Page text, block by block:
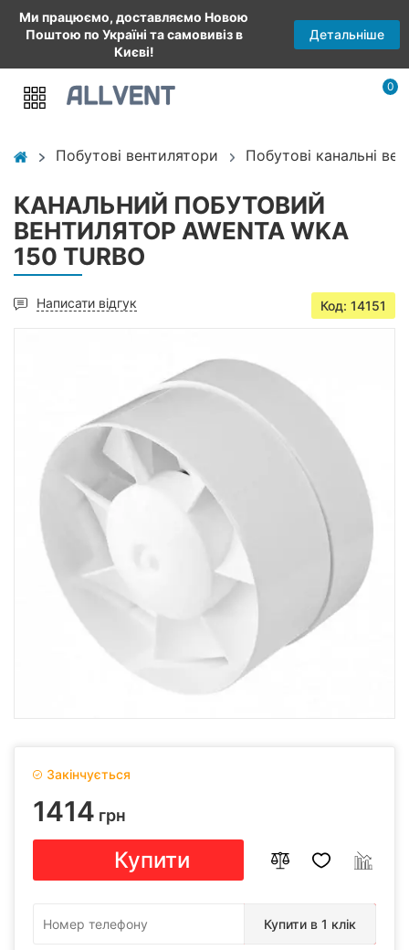
Ми працюємо, доставляємо Новою
Поштою по Україні та самовивіз в
Києві!
Детальніше
0
Побутові вентилятори Побутові канальні
КАНАЛЬНИЙ ПОБУТОВИЙ
ВЕНТИЛЯТОР AWENTA WKA
150 TURBO
Написати відгук Код: 14151
Закінчується
1414 грн
Купити
Купити в 1 клік